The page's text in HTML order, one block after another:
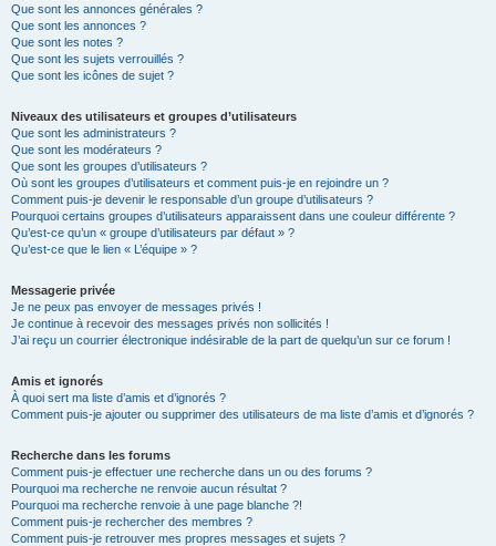
Que sont les annonces générales ?
Que sont les annonces ?
Que sont les notes ?
Que sont les sujets verrouillés ?
Que sont les icônes de sujet ?
Niveaux des utilisateurs et groupes d’utilisateurs
Que sont les administrateurs ?
Que sont les modérateurs ?
Que sont les groupes d’utilisateurs ?
Où sont les groupes d’utilisateurs et comment puis-je en rejoindre un ?
Comment puis-je devenir le responsable d’un groupe d’utilisateurs ?
Pourquoi certains groupes d’utilisateurs apparaissent dans une couleur différente ?
Qu’est-ce qu’un « groupe d’utilisateurs par défaut » ?
Qu’est-ce que le lien « L’équipe » ?
Messagerie privée
Je ne peux pas envoyer de messages privés !
Je continue à recevoir des messages privés non sollicités !
J’ai reçu un courrier électronique indésirable de la part de quelqu’un sur ce forum !
Amis et ignorés
À quoi sert ma liste d’amis et d’ignorés ?
Comment puis-je ajouter ou supprimer des utilisateurs de ma liste d’amis et d’ignorés ?
Recherche dans les forums
Comment puis-je effectuer une recherche dans un ou des forums ?
Pourquoi ma recherche ne renvoie aucun résultat ?
Pourquoi ma recherche renvoie à une page blanche ?!
Comment puis-je rechercher des membres ?
Comment puis-je retrouver mes propres messages et sujets ?